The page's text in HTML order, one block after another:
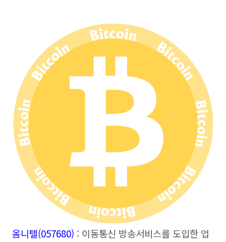
옴니텔(057680) : 이동통신 방송서비스를 도입한 업